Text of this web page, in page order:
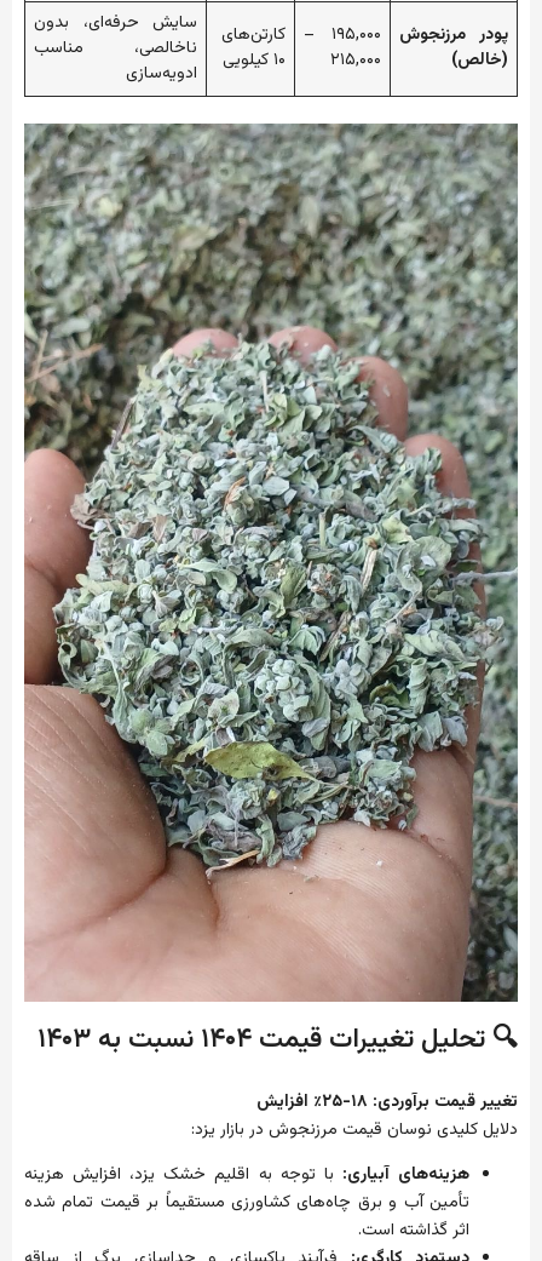
پودر مرزنجوش
(خالص)
۱۹۵,۰۰۰ –
۲۱۵,۰۰۰
کارتن‌های
۱۰ کیلویی
سایش حرفه‌ای، بدون
ناخالصی، مناسب
ادویه‌سازی
🔍 تحلیل تغییرات قیمت ۱۴۰۴ نسبت به ۱۴۰۳
تغییر قیمت برآوردی: ۱۸-۲۵٪ افزایش
دلایل کلیدی نوسان قیمت مرزنجوش در بازار یزد:
هزینه‌های آبیاری: با توجه به اقلیم خشک یزد، افزایش هزینه
تأمین آب و برق چاه‌های کشاورزی مستقیماً بر قیمت تمام شده
اثر گذاشته است.